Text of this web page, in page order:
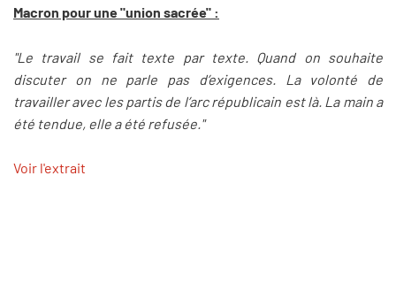
Macron pour une "union sacrée" :
"Le travail se fait texte par texte. Quand on souhaite
discuter on ne parle pas d’exigences. La volonté de
travailler avec les partis de l’arc républicain est là. La main a
été tendue, elle a été refusée."
Voir l'extrait